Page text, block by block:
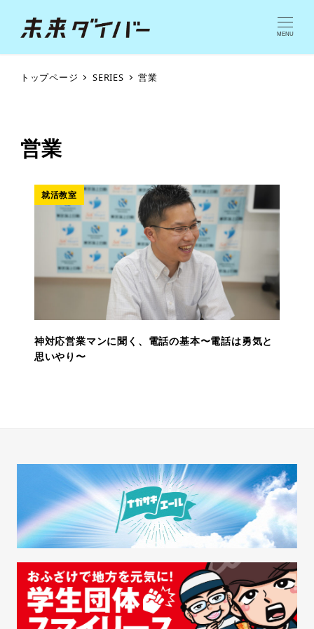
MENU
トップページ SERIES 営業
営業
就活教室
神対応営業マンに聞く、電話の基本〜電話は勇気と
思いやり〜